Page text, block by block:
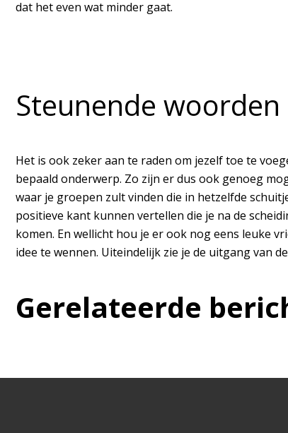
dat het even wat minder gaat.
Steunende woorden
Het is ook zeker aan te raden om jezelf toe te
bepaald onderwerp. Zo zijn er dus ook genoeg
waar je groepen zult vinden die in hetzelfde
positieve kant kunnen vertellen die je na de
komen. En wellicht hou je er ook nog eens leuke
idee te wennen. Uiteindelijk zie je de uitgang van
Gerelateerde